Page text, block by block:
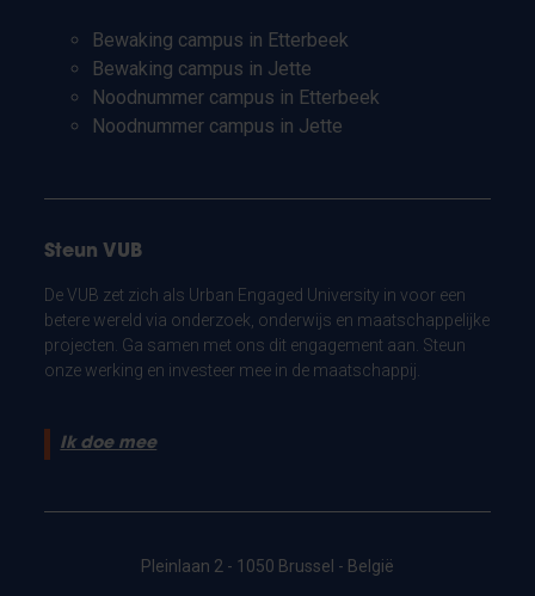
Bewaking campus in Etterbeek
Bewaking campus in Jette
Noodnummer campus in Etterbeek
Noodnummer campus in Jette
Steun VUB
De VUB zet zich als Urban Engaged University in voor een
betere wereld via onderzoek, onderwijs en maatschappelijke
projecten. Ga samen met ons dit engagement aan. Steun
onze werking en investeer mee in de maatschappij.
Ik doe mee
Pleinlaan 2 - 1050 Brussel - België